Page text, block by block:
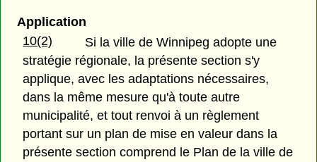
Application
10(2)
Si la ville de Winnipeg adopte une
stratégie régionale, la présente section s'y
applique, avec les adaptations nécessaires,
dans la même mesure qu'à toute autre
municipalité, et tout renvoi à un règlement
portant sur un plan de mise en valeur dans la
présente section comprend le Plan de la ville de